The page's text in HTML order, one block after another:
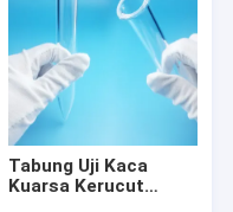
Tabung Uji Kaca
Kuarsa Kerucut